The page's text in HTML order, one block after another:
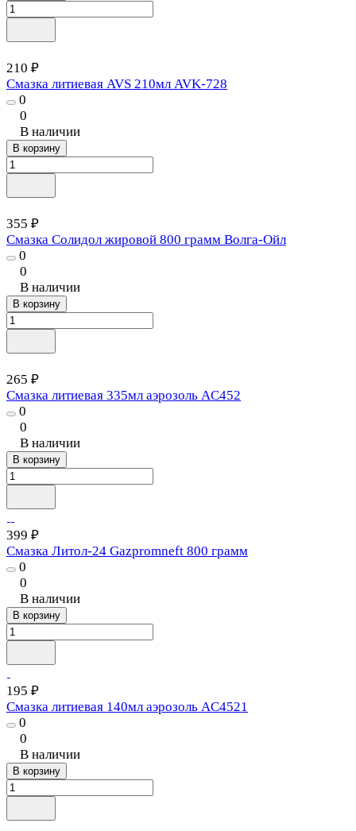
210 ₽
Смазка литиевая AVS 210мл AVK-728
0
0
В наличии
В корзину
355 ₽
Смазка Солидол жировой 800 грамм Волга-Ойл
0
0
В наличии
В корзину
265 ₽
Смазка литиевая 335мл аэрозоль AC452
0
0
В наличии
В корзину
399 ₽
Смазка Литол-24 Gazpromneft 800 грамм
0
0
В наличии
В корзину
195 ₽
Смазка литиевая 140мл аэрозоль AC4521
0
0
В наличии
В корзину